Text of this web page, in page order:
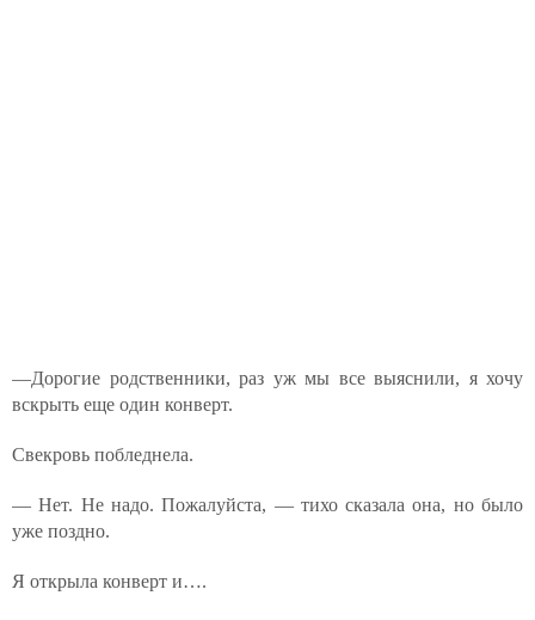
—Дорогие родственники, раз уж мы все выяснили, я хочу
вскрыть еще один конверт.
Свекровь побледнела.
— Нет. Не надо. Пожалуйста, — тихо сказала она, но было
уже поздно.
Я открыла конверт и….